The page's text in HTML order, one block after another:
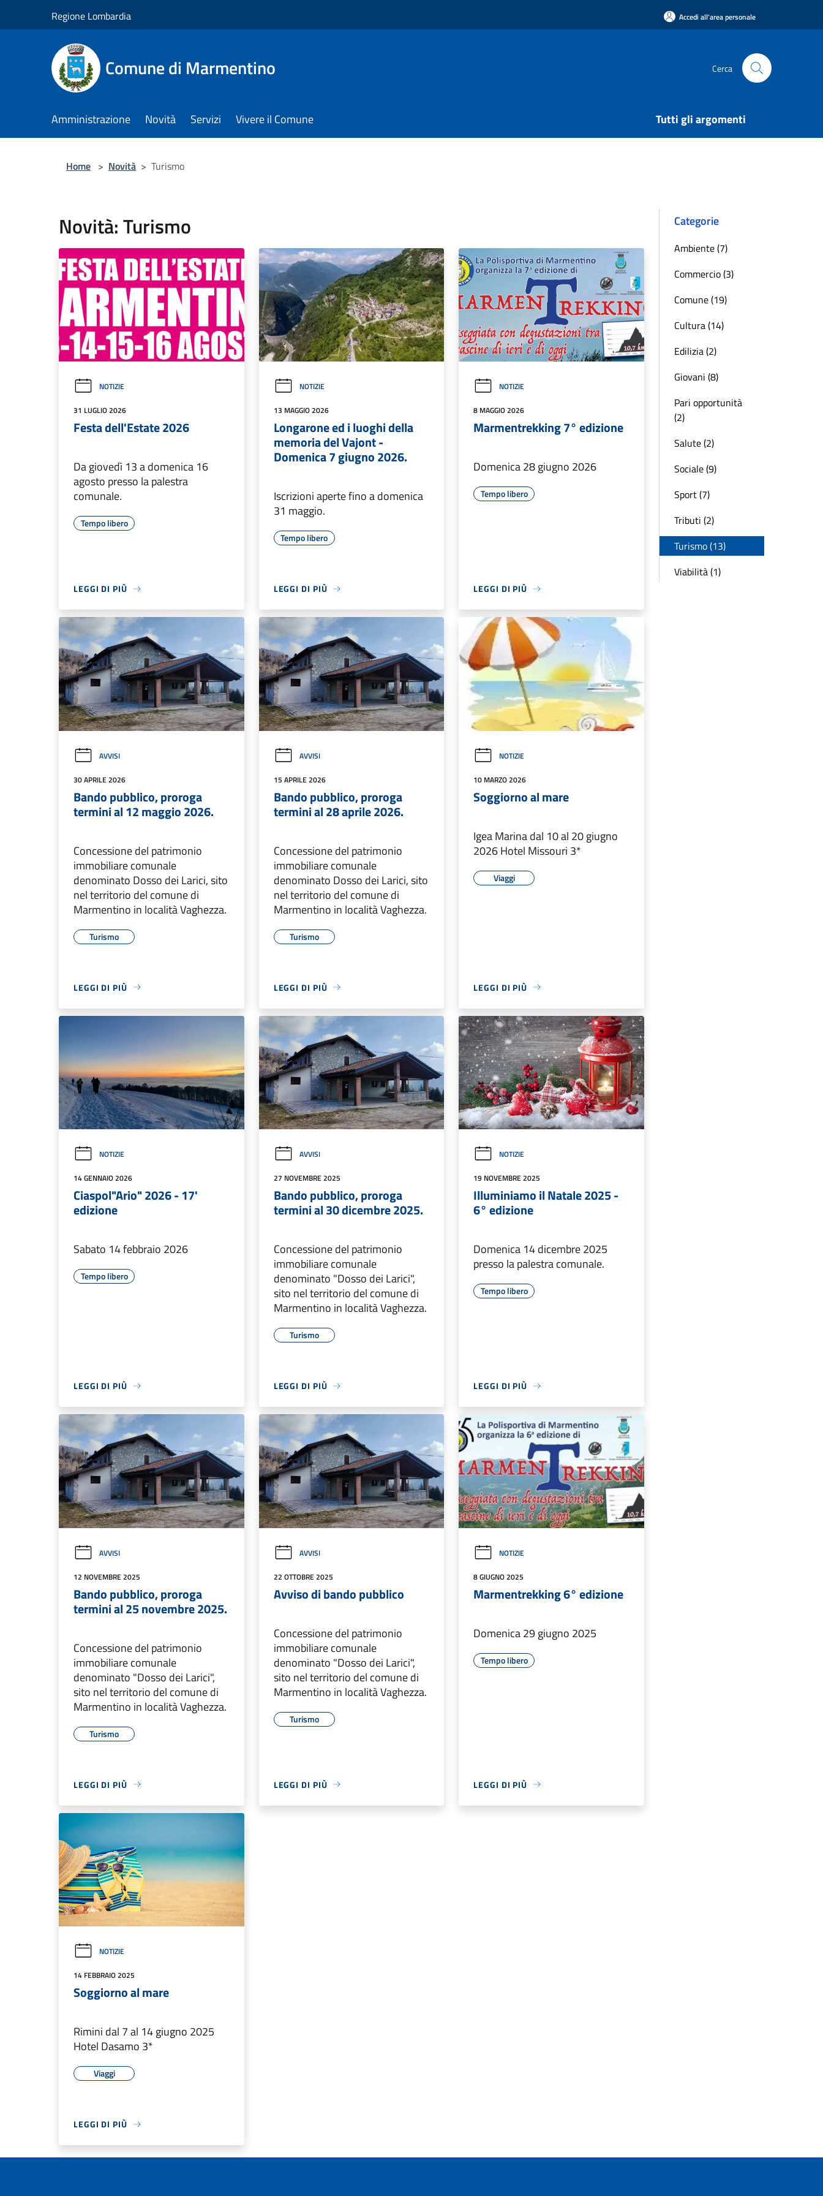
Regione Lombardia Accedi all'area personale
Comune di Marmentino Cerca
Amministrazione Novità Servizi Vivere il Comune Tutti gli argomenti
Home > Novità > Turismo
Novità: Turismo
NOTIZIE
31 LUGLIO 2026
Festa dell'Estate 2026
Da giovedì 13 a domenica 16
agosto presso la palestra
comunale.
Tempo libero
LEGGI DI PIÙ
NOTIZIE
13 MAGGIO 2026
Longarone ed i luoghi della
memoria del Vajont -
Domenica 7 giugno 2026.
Iscrizioni aperte fino a domenica
31 maggio.
Tempo libero
LEGGI DI PIÙ
NOTIZIE
8 MAGGIO 2026
Marmentrekking 7° edizione
Domenica 28 giugno 2026
Tempo libero
LEGGI DI PIÙ
AVVISI
30 APRILE 2026
Bando pubblico, proroga
termini al 12 maggio 2026.
Concessione del patrimonio
immobiliare comunale
denominato Dosso dei Larici, sito
nel territorio del comune di
Marmentino in località Vaghezza.
Turismo
LEGGI DI PIÙ
AVVISI
15 APRILE 2026
Bando pubblico, proroga
termini al 28 aprile 2026.
Concessione del patrimonio
immobiliare comunale
denominato Dosso dei Larici, sito
nel territorio del comune di
Marmentino in località Vaghezza.
Turismo
LEGGI DI PIÙ
NOTIZIE
10 MARZO 2026
Soggiorno al mare
Igea Marina dal 10 al 20 giugno
2026 Hotel Missouri 3*
Viaggi
LEGGI DI PIÙ
NOTIZIE
14 GENNAIO 2026
Ciaspol"Ario" 2026 - 17'
edizione
Sabato 14 febbraio 2026
Tempo libero
LEGGI DI PIÙ
AVVISI
27 NOVEMBRE 2025
Bando pubblico, proroga
termini al 30 dicembre 2025.
Concessione del patrimonio
immobiliare comunale
denominato "Dosso dei Larici",
sito nel territorio del comune di
Marmentino in località Vaghezza.
Turismo
LEGGI DI PIÙ
NOTIZIE
19 NOVEMBRE 2025
Illuminiamo il Natale 2025 -
6° edizione
Domenica 14 dicembre 2025
presso la palestra comunale.
Tempo libero
LEGGI DI PIÙ
AVVISI
12 NOVEMBRE 2025
Bando pubblico, proroga
termini al 25 novembre 2025.
Concessione del patrimonio
immobiliare comunale
denominato "Dosso dei Larici",
sito nel territorio del comune di
Marmentino in località Vaghezza.
Turismo
LEGGI DI PIÙ
AVVISI
22 OTTOBRE 2025
Avviso di bando pubblico
Concessione del patrimonio
immobiliare comunale
denominato "Dosso dei Larici",
sito nel territorio del comune di
Marmentino in località Vaghezza.
Turismo
LEGGI DI PIÙ
NOTIZIE
8 GIUGNO 2025
Marmentrekking 6° edizione
Domenica 29 giugno 2025
Tempo libero
LEGGI DI PIÙ
NOTIZIE
14 FEBBRAIO 2025
Soggiorno al mare
Rimini dal 7 al 14 giugno 2025
Hotel Dasamo 3*
Viaggi
LEGGI DI PIÙ
Categorie
Ambiente (7)
Commercio (3)
Comune (19)
Cultura (14)
Edilizia (2)
Giovani (8)
Pari opportunità
(2)
Salute (2)
Sociale (9)
Sport (7)
Tributi (2)
Turismo (13)
Viabilità (1)